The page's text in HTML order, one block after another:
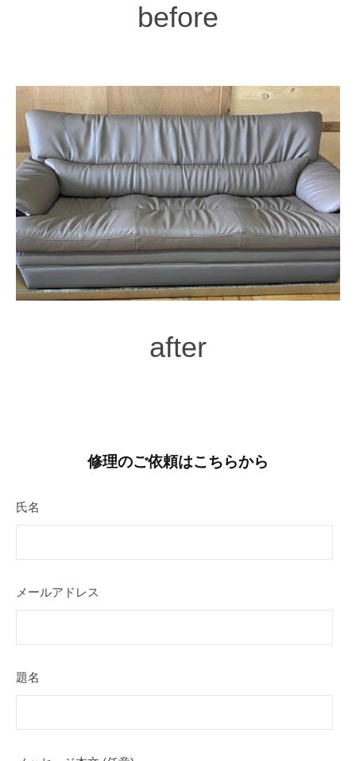
before
after
修理のご依頼はこちらから
氏名
メールアドレス
題名